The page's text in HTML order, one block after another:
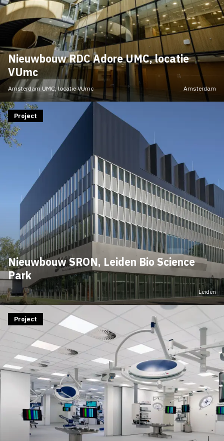
Nieuwbouw RDC Adore UMC, locatie
VUmc
Amsterdam UMC, locatie VUmc Amsterdam
Nieuwbouw SRON, Leiden Bio Science
Park
Project
Leiden
Project